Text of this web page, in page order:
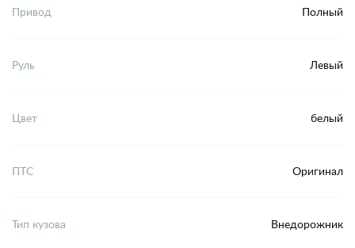
Привод Полный
Руль Левый
Цвет белый
ПТС Оригинал
Тип кузова Внедорожник